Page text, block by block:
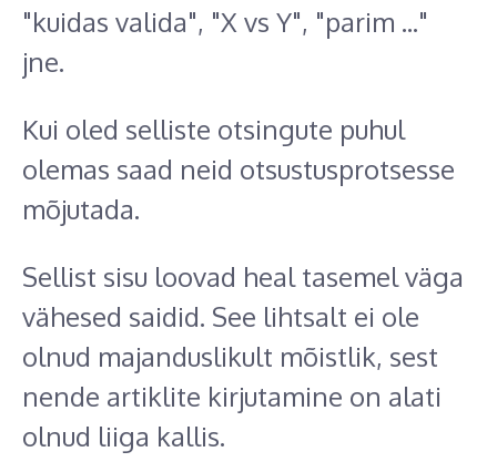
"kuidas valida", "X vs Y", "parim ..."
jne.
Kui oled selliste otsingute puhul
olemas saad neid otsustusprotsesse
mõjutada.
Sellist sisu loovad heal tasemel väga
vähesed saidid. See lihtsalt ei ole
olnud majanduslikult mõistlik, sest
nende artiklite kirjutamine on alati
olnud liiga kallis.